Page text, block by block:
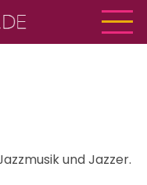
und Jazzer.